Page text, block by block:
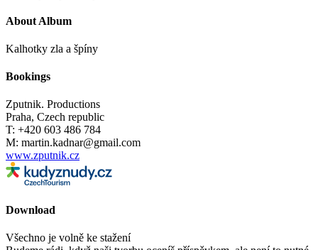
About Album
Kalhotky zla a špíny
Bookings
Zputnik. Productions
Praha, Czech republic
T: +420 603 486 784
M: martin.kadnar@gmail.com
www.zputnik.cz
Download
Všechno je volně ke stažení